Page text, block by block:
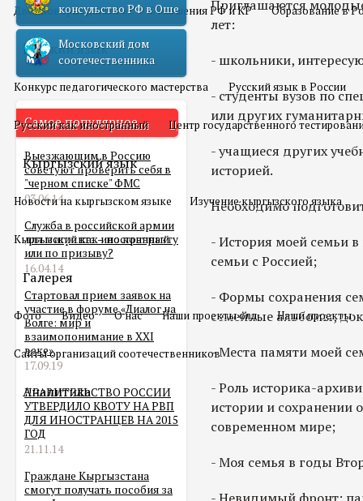
Двойное гражданство Отношения РФ и КР Образование в
Русский язык
Конкурс педагогического мастерства Русский язык в России
Русский как иностранный Центр государственного
Кыргызский язык
Новости на кыргызском языке Изучение кыргызского языка
Кыргызский как иностранный
Галерея
Фото Видео О нас Наши проекты олд Наши проекты
Сайты организаций соотечественников
Аналитика
консульство РФ в Оше
Московский дом
соотечественника
Самое популярное
Выезжающим в Россию
советуют проверить себя в
"черном списке" ФМС
03.06.14
Служба в российской армии
для мигранта – по контракту
или по призыву?
16.04.14
Стартовал прием заявок на
участие в форуме «Диалог на
Волге: мир и
взаимопонимание в XXI
веке»
17.09.19
ПРАВИТЕЛЬСТВО РОССИИ
УТВЕРДИЛО КВОТУ НА РВП
ДЛЯ ИНОСТРАНЦЕВ НА 2015
ГОД
21.11.14
Граждане Кыргызстана
смогут получать пособия за
Приглашаются молодые
лет:
- школьники,
- студенты вузов по
или других
- учащиеся других
историей.
Необходимо
- История моей семьи
семьи с Россией;
- Формы сохранения
семейные альбомы,
- Места памяти моей
- Роль историка-
истории и сохранении
современном мире;
- Моя семья в годы